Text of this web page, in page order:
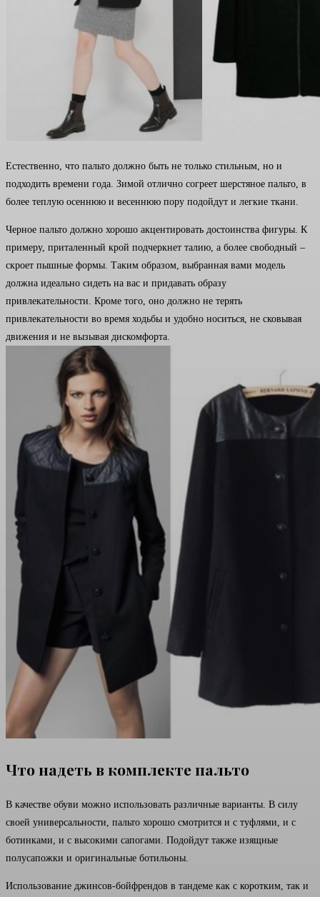
Естественно, что пальто должно быть не только стильным, но и
подходить времени года. Зимой отлично согреет шерстяное пальто, в
более теплую осеннюю и весеннюю пору подойдут и легкие ткани.
Черное пальто должно хорошо акцентировать достоинства фигуры. К
примеру, приталенный крой подчеркнет талию, а более свободный –
скроет пышные формы. Таким образом, выбранная вами модель
должна идеально сидеть на вас и придавать образу
привлекательности. Кроме того, оно должно не терять
привлекательности во время ходьбы и удобно носиться, не сковывая
движения и не вызывая дискомфорта.
Что надеть в комплекте пальто
В качестве обуви можно использовать различные варианты. В силу
своей универсальности, пальто хорошо смотрится и с туфлями, и с
ботинками, и с высокими сапогами. Подойдут также изящные
полусапожки и оригинальные ботильоны.
Использование джинсов-бойфрендов в тандеме как с коротким, так и